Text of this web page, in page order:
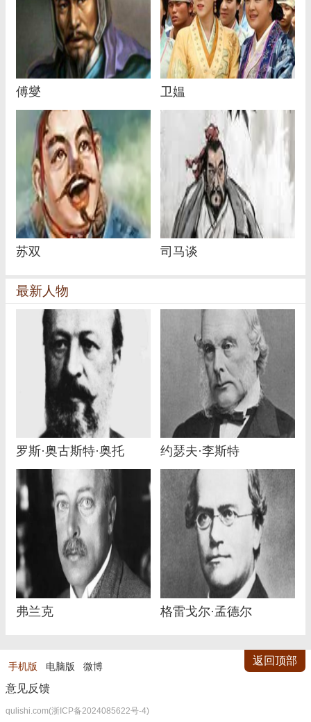
傅燮 卫媪
苏双 司马谈
最新人物
罗斯·奥古斯特·奥托 约瑟夫·李斯特
弗兰克 格雷戈尔·孟德尔
手机版 电脑版 微博
意见反馈
qulishi.com(浙ICP备2024085622号-4)
返回顶部